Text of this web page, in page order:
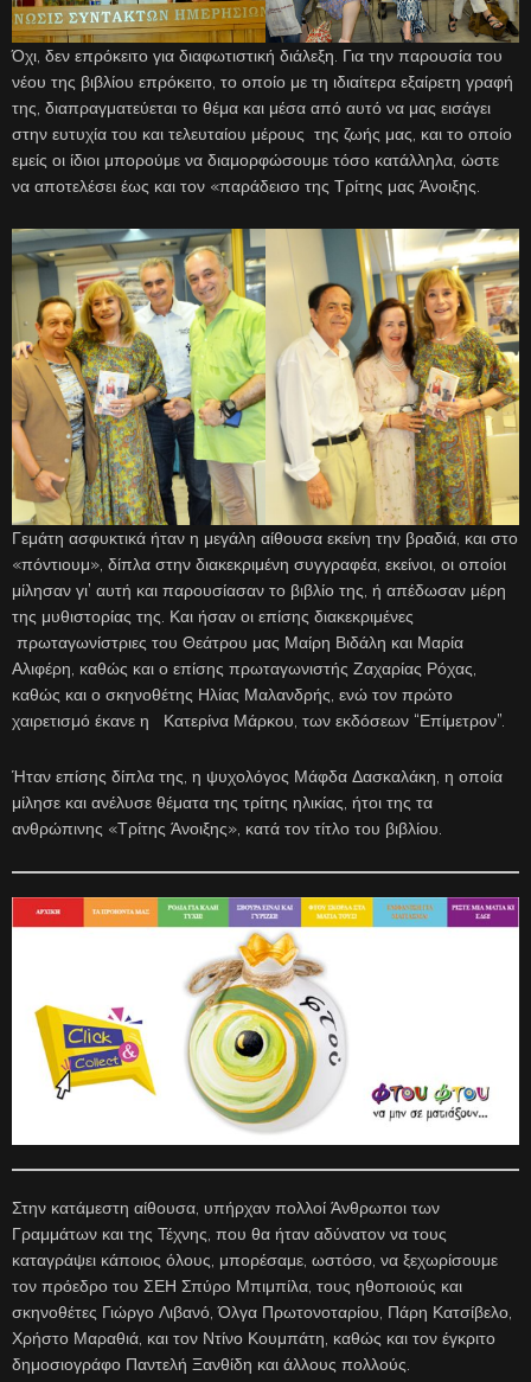
Όχι, δεν επρόκειτο για διαφωτιστική διάλεξη. Για την παρουσία του
νέου της βιβλίου επρόκειτο, το οποίο με τη ιδιαίτερα εξαίρετη γραφή
της, διαπραγματεύεται το θέμα και μέσα από αυτό να μας εισάγει
στην ευτυχία του και τελευταίου μέρους της ζωής μας, και το οποίο
εμείς οι ίδιοι μπορούμε να διαμορφώσουμε τόσο κατάλληλα, ώστε
να αποτελέσει έως και τον «παράδεισο της Τρίτης μας Άνοιξης.
Γεμάτη ασφυκτικά ήταν η μεγάλη αίθουσα εκείνη την βραδιά, και στο
«πόντιουμ», δίπλα στην διακεκριμένη συγγραφέα, εκείνοι, οι οποίοι
μίλησαν γι’ αυτή και παρουσίασαν το βιβλίο της, ή απέδωσαν μέρη
της μυθιστορίας της. Και ήσαν οι επίσης διακεκριμένες
πρωταγωνίστριες του Θεάτρου μας Μαίρη Βιδάλη και Μαρία
Αλιφέρη, καθώς και ο επίσης πρωταγωνιστής Ζαχαρίας Ρόχας,
καθώς και ο σκηνοθέτης Ηλίας Μαλανδρής, ενώ τον πρώτο
χαιρετισμό έκανε η Κατερίνα Μάρκου, των εκδόσεων “Επίμετρον”.
Ήταν επίσης δίπλα της, η ψυχολόγος Μάφδα Δασκαλάκη, η οποία
μίλησε και ανέλυσε θέματα της τρίτης ηλικίας, ήτοι της τα
ανθρώπινης «Τρίτης Άνοιξης», κατά τον τίτλο του βιβλίου.
Στην κατάμεστη αίθουσα, υπήρχαν πολλοί Άνθρωποι των
Γραμμάτων και της Τέχνης, που θα ήταν αδύνατον να τους
καταγράψει κάποιος όλους, μπορέσαμε, ωστόσο, να ξεχωρίσουμε
τον πρόεδρο του ΣΕΗ Σπύρο Μπιμπίλα, τους ηθοποιούς και
σκηνοθέτες Γιώργο Λιβανό, Όλγα Πρωτονοταρίου, Πάρη Κατσίβελο,
Χρήστο Μαραθιά, και τον Ντίνο Κουμπάτη, καθώς και τον έγκριτο
δημοσιογράφο Παντελή Ξανθίδη και άλλους πολλούς.